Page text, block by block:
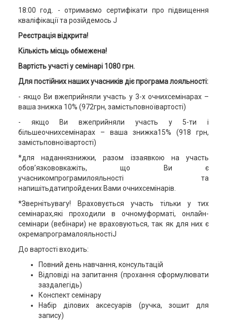
18:00 год. - отримаємо сертифікати про підвищення
кваліфікації та розійдемось J
Реєстрація відкрита!
Кількість місць обмежена!
Вартість участі у семінарі 1 080 грн.
Для постійних наших учасників діє програма лояльності:
- якщо Ви вжеприйняли участь у 3-х очнихсемінарах –
ваша знижка 10% (972грн, замістьповноївартості)
- якщо Ви вжеприйняли участь у 5-ти і
більшеочнихсемінарах – ваша знижка15% (918 грн,
замістьповноївартості)
*для наданнязнижки, разом іззаявкою на участь
обов’язкововкажіть, що Ви є
учасникомпрограмилояльності та
напишітьдатипройдених Вами очнихсемінарів.
*Звернітьувагу! Враховується участь тільки у тих
семінарах,які проходили в очномуформаті, онлайн-
семінари (вебінари) не враховуються, так як для них є
окремапрограмалояльностіJ
До вартості входить:
Повний день навчання, консультацій
Відповіді на запитання (прохання сформулювати
заздалегідь)
Конспект семінару
Набір ділових аксесуарів (ручка, зошит для
запису)